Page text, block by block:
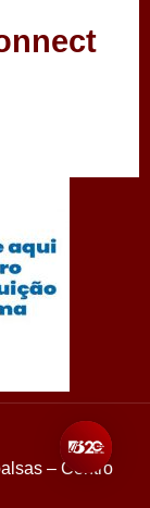
– Centro